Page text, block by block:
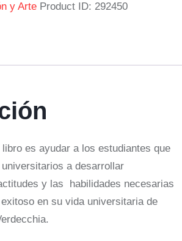
y Arte Product ID: 292450
es ayudar a los estudiantes que
a desarrollar
y las habilidades necesarias
en su vida universitaria de